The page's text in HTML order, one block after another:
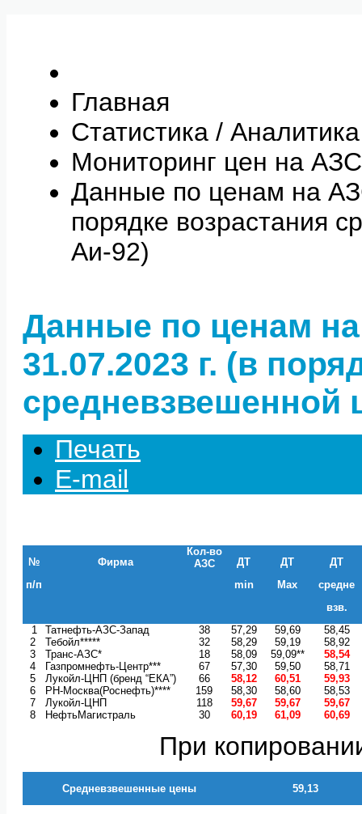
Главная
Статистика / Аналитика
Мониторинг цен на
Данные по ценам на
порядке возрастания
Аи-92)
Данные по ценам
31.07.2023 г. (в
средневзвешенной
Печать
E-mail
№
п/п
Фирма
Кол-во
АЗС
ДТ
min
ДТ
Max
ДТ
средне
взв.
1
Татнефть-АЗС-Запад 38 57,29 59,69
58,45
2
Тебойл***** 32 58,29 59,19
58,92
3
Транс-АЗС* 18 58,09 59,09**
58,54
4
Газпромнефть-Центр*** 67 57,30 59,50
58,71
5
Лукойл-ЦНП (бренд “ЕКА”) 66 58,12 60,51
59,93
6
РН-Москва(Роснефть)**** 159 58,30 58,60
58,53
7
Лукойл-ЦНП 118 59,67 59,67
59,67
8
НефтьМагистраль 30 60,19 61,09 60,69
При
Средневзвешенные цены 59,13